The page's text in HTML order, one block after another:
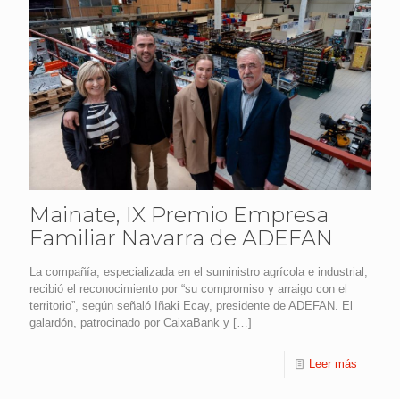
Mainate, IX Premio Empresa
Familiar Navarra de ADEFAN
La compañía, especializada en el suministro agrícola e industrial,
recibió el reconocimiento por “su compromiso y arraigo con el
territorio”, según señaló Iñaki Ecay, presidente de ADEFAN. El
galardón, patrocinado por CaixaBank y […]
Leer más